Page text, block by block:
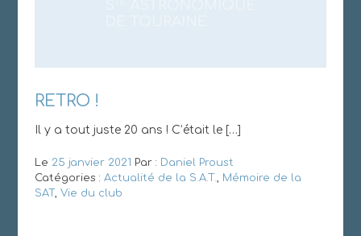
RETRO !
Il y a tout juste 20 ans ! C’était le […]
Le 25 janvier 2021 Par : Daniel Proust
Catégories : Actualité de la S.A.T.
Mémoire de la
SAT, Vie du club